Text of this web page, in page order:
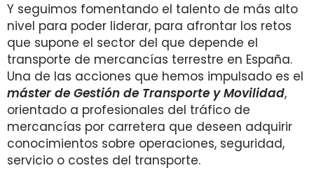
Y seguimos fomentando el talento de más alto
nivel para poder liderar, para afrontar los retos
que supone el sector del que depende el
transporte de mercancías terrestre en España.
Una de las acciones que hemos impulsado es el
máster de Gestión de Transporte y Movilidad,
orientado a profesionales del tráfico de
mercancías por carretera que deseen adquirir
conocimientos sobre operaciones, seguridad,
servicio o costes del transporte.